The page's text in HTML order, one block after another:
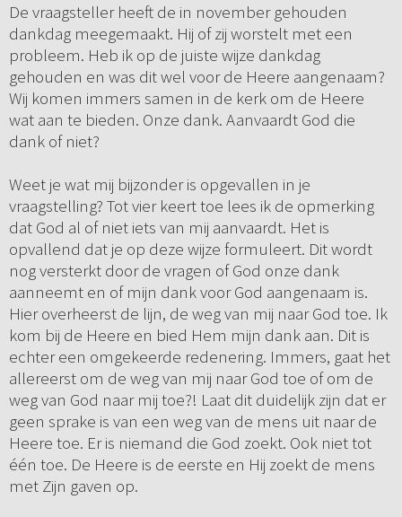
De vraagsteller heeft de in november gehouden
dankdag meegemaakt. Hij of zij worstelt met een
probleem. Heb ik op de juiste wijze dankdag
gehouden en was dit wel voor de Heere aangenaam?
Wij komen immers samen in de kerk om de Heere
wat aan te bieden. Onze dank. Aanvaardt God die
dank of niet?
Weet je wat mij bijzonder is opgevallen in je
vraagstelling? Tot vier keert toe lees ik de opmerking
dat God al of niet iets van mij aanvaardt. Het is
opvallend dat je op deze wijze formuleert. Dit wordt
nog versterkt door de vragen of God onze dank
aanneemt en of mijn dank voor God aangenaam is.
Hier overheerst de lijn, de weg van mij naar God toe. Ik
kom bij de Heere en bied Hem mijn dank aan. Dit is
echter een omgekeerde redenering. Immers, gaat het
allereerst om de weg van mij naar God toe of om de
weg van God naar mij toe?! Laat dit duidelijk zijn dat er
geen sprake is van een weg van de mens uit naar de
Heere toe. Er is niemand die God zoekt. Ook niet tot
één toe. De Heere is de eerste en Hij zoekt de mens
met Zijn gaven op.